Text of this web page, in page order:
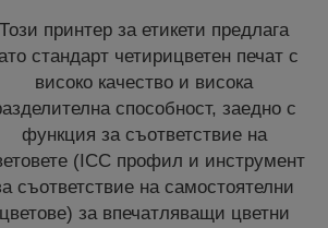
Този принтер за етикети предлага
стандарт четирицветен печат с
високо качество и висока
способност, заедно с
функция за съответствие на
(ICC профил и инструмент
съответствие на самостоятелни
цветове) за впечатляващи цветни